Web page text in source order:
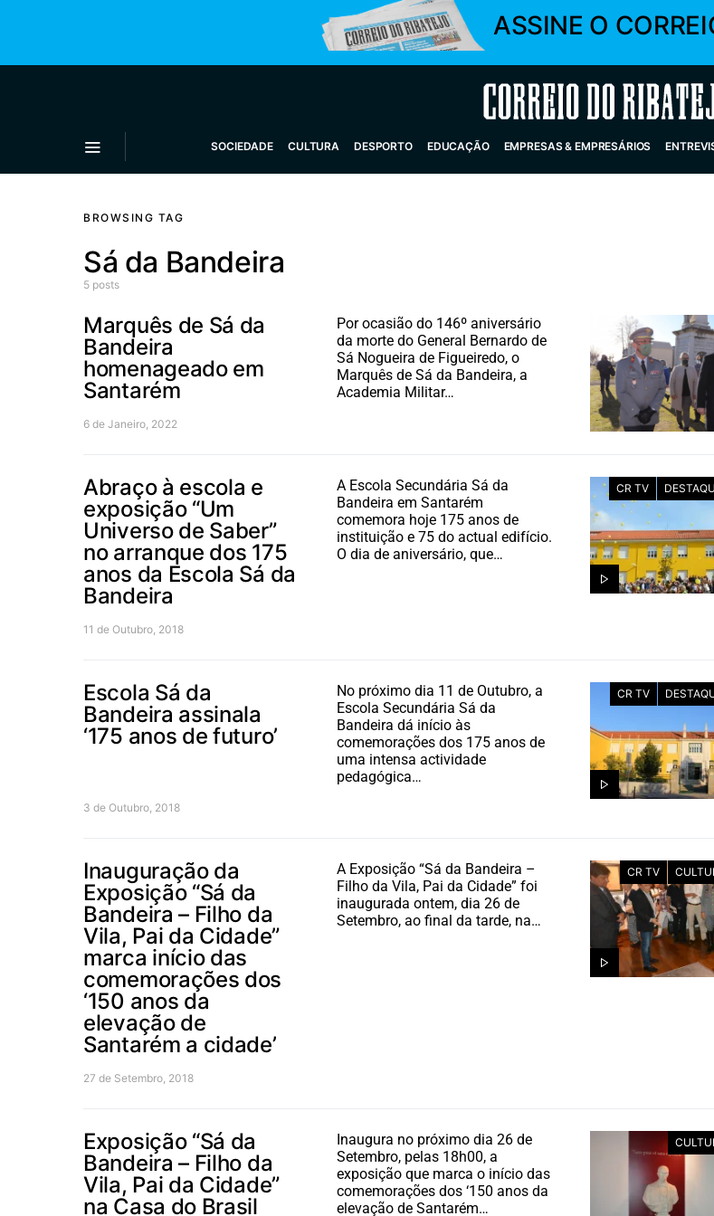
ASSINE O
Correio do Ribatejo
SOCIEDADE CULTURA DESPORTO EDUCAÇÃO EMPRESAS & EMPRESÁRIOS
BROWSING TAG
Sá da Bandeira
5 posts
Marquês de Sá da
Bandeira
homenageado em
Santarém
Por ocasião do 146º aniversário
da morte do General Bernardo de
Sá Nogueira de Figueiredo, o
Marquês de Sá da Bandeira, a
Academia Militar…
6 de Janeiro, 2022
CR TV
Abraço à escola e
exposição “Um
Universo de Saber”
no arranque dos 175
anos da Escola Sá da
Bandeira
A Escola Secundária Sá da
Bandeira em Santarém
comemora hoje 175 anos de
instituição e 75 do actual edifício.
O dia de aniversário, que…
11 de Outubro, 2018
CR TV
Escola Sá da
Bandeira assinala
‘175 anos de futuro’
No próximo dia 11 de Outubro, a
Escola Secundária Sá da
Bandeira dá início às
comemorações dos 175 anos de
uma intensa actividade
pedagógica…
3 de Outubro, 2018
CR TV
Inauguração da
Exposição “Sá da
Bandeira – Filho da
Vila, Pai da Cidade”
marca início das
comemorações dos
‘150 anos da
elevação de
Santarém a cidade’
A Exposição “Sá da Bandeira –
Filho da Vila, Pai da Cidade” foi
inaugurada ontem, dia 26 de
Setembro, ao final da tarde, na…
27 de Setembro, 2018
Exposição “Sá da
Bandeira – Filho da
Vila, Pai da Cidade”
na Casa do Brasil
Inaugura no próximo dia 26 de
Setembro, pelas 18h00, a
exposição que marca o início das
comemorações dos ‘150 anos da
elevação de Santarém…